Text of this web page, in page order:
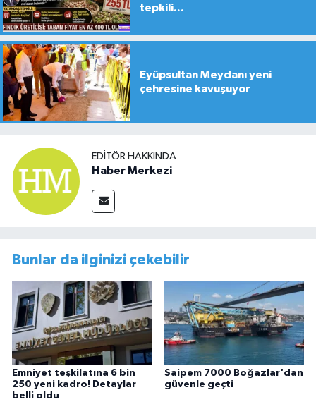
tepkili...
Eyüpsultan Meydanı yeni
çehresine kavuşuyor
EDITÖR HAKKINDA
Haber Merkezi
Bunlar da ilginizi çekebilir
Emniyet teşkilatına 6 bin
250 yeni kadro! Detaylar
belli oldu
Saipem 7000 Boğazlar'dan
güvenle geçti